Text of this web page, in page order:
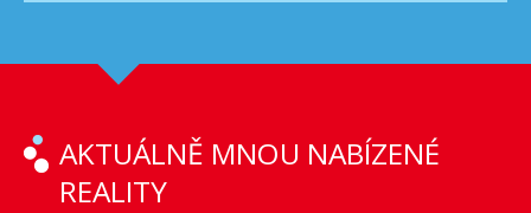
AKTUÁLNĚ MNOU NABÍZENÉ
REALITY